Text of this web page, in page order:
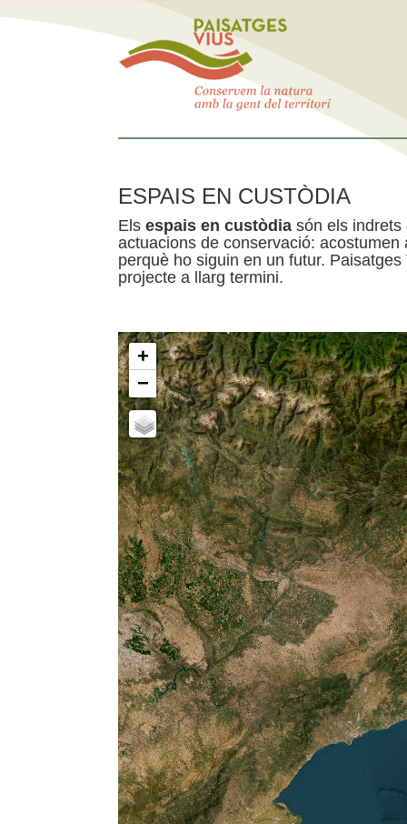
ESPAIS EN CUSTÒDIA
Els espais en custòdia són els indrets
actuacions de conservació:
perquè ho siguin en un futur.
projecte a llarg termini.
+
−